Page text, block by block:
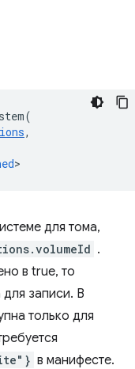
(
,
>
для тома,
.
в true, то
записи. В
только для
в манифесте.